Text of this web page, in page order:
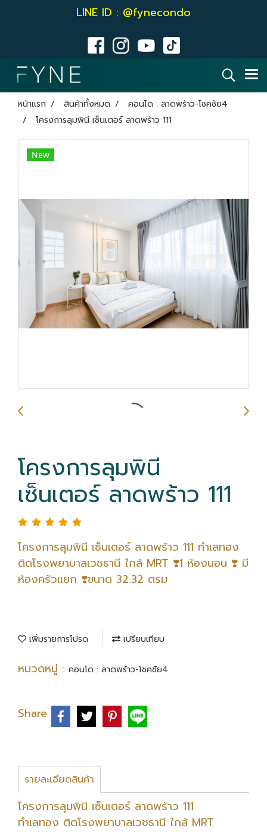
LINE ID : @fynecondo
หน้าแรก สินค้าทั้งหมด
คอนโด : ลาดพร้าว-โชคชัย4
โครงการลุมพินี เซ็นเตอร์ ลาดพร้าว 111
New
โครงการลุมพินี
เซ็นเตอร์ ลาดพร้าว 111
โครงการลุมพินี เซ็นเตอร์ ลาดพร้าว 111 ทำเลทอง
ติดโรงพยาบาลเวชธานี ใกล้ MRT ❣️1 ห้องนอน ❣️ มี
ห้องครัวแยก ❣️ขนาด 32.32 ตรม
เพิ่มรายการโปรด เปรียบเทียบ
หมวดหมู่ : คอนโด : ลาดพร้าว-โชคชัย4
Share
รายละเอียดสินค้า
โครงการลุมพินี เซ็นเตอร์ ลาดพร้าว 111
ทำเลทอง ติดโรงพยาบาลเวชธานี ใกล้ MRT